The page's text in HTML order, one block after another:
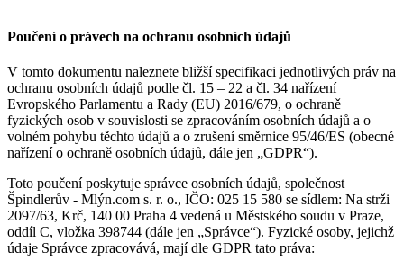
Poučení o právech na ochranu osobních údajů
V tomto dokumentu naleznete bližší specifikaci jednotlivých práv na
ochranu osobních údajů podle čl. 15 – 22 a čl. 34 nařízení
Evropského Parlamentu a Rady (EU) 2016/679, o ochraně
fyzických osob v souvislosti se zpracováním osobních údajů a o
volném pohybu těchto údajů a o zrušení směrnice 95/46/ES (obecné
nařízení o ochraně osobních údajů, dále jen „GDPR“).
Toto poučení poskytuje správce osobních údajů, společnost
Špindlerův - Mlýn.com s. r. o., IČO: 025 15 580 se sídlem: Na strži
2097/63, Krč, 140 00 Praha 4 vedená u Městského soudu v Praze,
oddíl C, vložka 398744 (dále jen „Správce“). Fyzické osoby, jejichž
údaje Správce zpracovává, mají dle GDPR tato práva: